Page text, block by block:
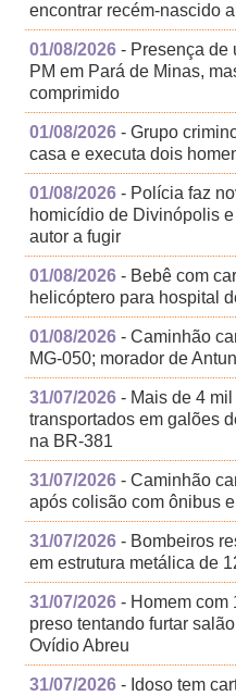
encontrar recém-nascido
01/08/2026 - Presença de
PM em Pará de Minas,
comprimido
01/08/2026 - Grupo
casa e executa dois
01/08/2026 - Polícia faz
homicídio de Divinópolis
autor a fugir
01/08/2026 - Bebê com
helicóptero para hospital
01/08/2026 - Caminhão
MG-050; morador de
31/07/2026 - Mais de 4
transportados em galões
na BR-381
31/07/2026 - Caminhão
após colisão com ônibus
31/07/2026 - Bombeiros
em estrutura metálica de
31/07/2026 - Homem com
preso tentando furtar
Ovídio Abreu
31/07/2026 - Idoso tem